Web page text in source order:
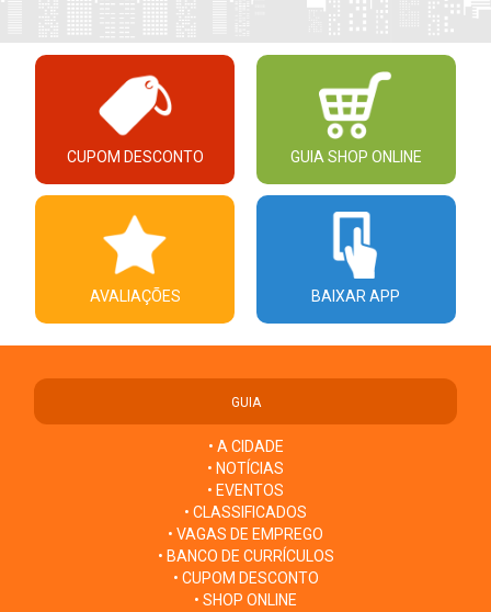
CUPOM DESCONTO GUIA SHOP ONLINE
AVALIAÇÕES BAIXAR APP
GUIA
• A CIDADE
• NOTÍCIAS
• EVENTOS
• CLASSIFICADOS
• VAGAS DE EMPREGO
• BANCO DE CURRÍCULOS
• CUPOM DESCONTO
• SHOP ONLINE